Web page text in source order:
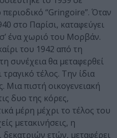
“Gringoire”. Όταν
στο Παρίσι, καταφεύγει
σ’ ένα χωριό του Μορβάν.
του 1942 από τη
συνέχεια θα μεταφερθεί
τέλος. Την ίδια
Μια πιστή οικογενειακή
δυο της κόρες,
μέρη μέχρι το τέλος του
μετακινήσεις, η
ετών, μεταφέρει